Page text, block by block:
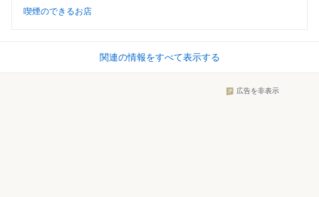
喫煙のできるお店
関連の情報をすべて表示する
広告を非表示